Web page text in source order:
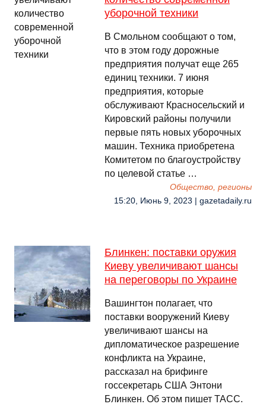
уборочной техники
В Смольном сообщают о том,
что в этом году дорожные
предприятия получат еще 265
единиц техники. 7 июня
предприятия, которые
обслуживают Красносельский и
Кировский районы получили
первые пять новых уборочных
машин. Техника приобретена
Комитетом по благоустройству
по целевой статье …
Общество, регионы
15:20, Июнь 9, 2023 | gazetadaily.ru
Блинкен: поставки оружия
Киеву увеличивают шансы
на переговоры по Украине
Вашингтон полагает, что
поставки вооружений Киеву
увеличивают шансы на
дипломатическое разрешение
конфликта на Украине,
рассказал на брифинге
госсекретарь США Энтони
Блинкен. Об этом пишет ТАСС.